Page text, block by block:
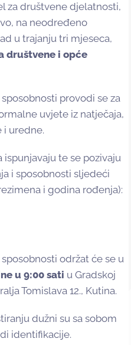
za društvene djelatnosti,
na neodređeno
u trajanju tri mjeseca,
društvene i opće
provodi se za
uvjete iz natječaja,
i uredne.
te se pozivaju
i sposobnosti sljedeći
i godina rođenja):
održat će se u
u 9:00 sati u Gradskoj
Tomislava 12., Kutina.
dužni su sa sobom
identifikacije.